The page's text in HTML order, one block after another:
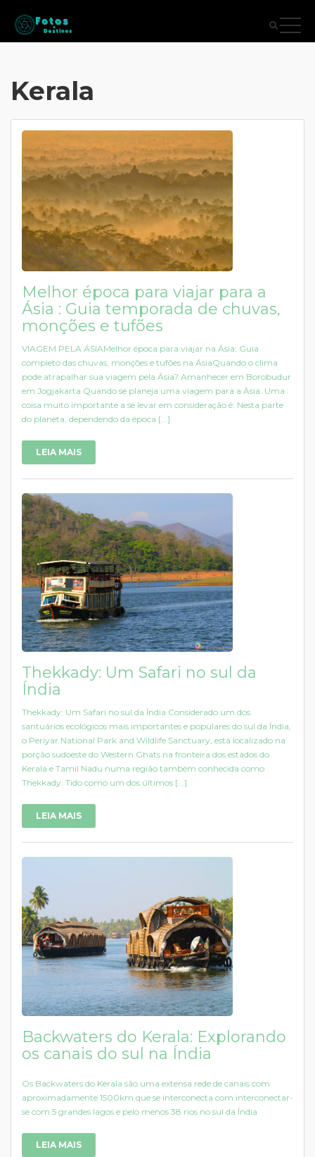
Kerala
Melhor época para viajar para a
Ásia : Guia temporada de chuvas,
monções e tufões
VIAGEM PELA ÁSIAMelhor época para viajar na Ásia: Guia
completo das chuvas, monções e tufões na ÁsiaQuando o clima
pode atrapalhar sua viagem pela Ásia? Amanhecer em Borobudur
em Jogjakarta Quando se planeja uma viagem para a Àsia. Uma
coisa muito importante a se levar em consideração é: Nesta parte
do planeta, dependendo da época [...]
LEIA MAIS
Thekkady: Um Safari no sul da
Índia
Thekkady: Um Safari no sul da Índia Considerado um dos
santuários ecológicos mais importantes e populares do sul da Índia,
o Periyar National Park and Wildlife Sanctuary, está localizado na
porção sudoeste do Western Ghats na fronteira dos estados do
Kerala e Tamil Nadu numa região também conhecida como
Thekkady. Tido como um dos últimos [...]
LEIA MAIS
Backwaters do Kerala: Explorando
os canais do sul na Índia
Os Backwaters do Kerala são uma extensa rede de canais com
aproximadamente 1500km que se interconecta com interconectar-
se com 5 grandes lagos e pelo menos 38 rios no sul da Índia
LEIA MAIS